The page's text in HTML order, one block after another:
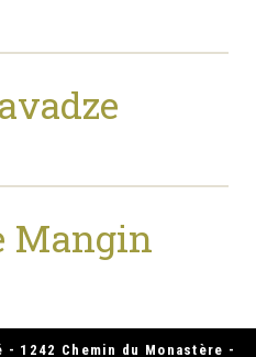
Mangin
- 1242 Chemin du Monastère -